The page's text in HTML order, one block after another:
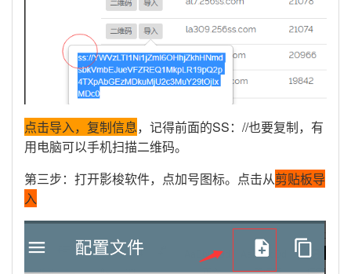
点击导入，复制信息，记得前面的SS：//也要复制，有
用电脑可以手机扫描二维码。
第三步：打开影梭软件，点加号图标。点击从剪贴板导
入